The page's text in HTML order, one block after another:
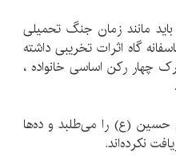
مانند زمان جنگ تحمیلی
گاه اثرات تخریبی داشته
چهار رکن اساسی خانواده ،
حسین (ع) را می‌طلبد و ده‌ها
نکرده‌اند.